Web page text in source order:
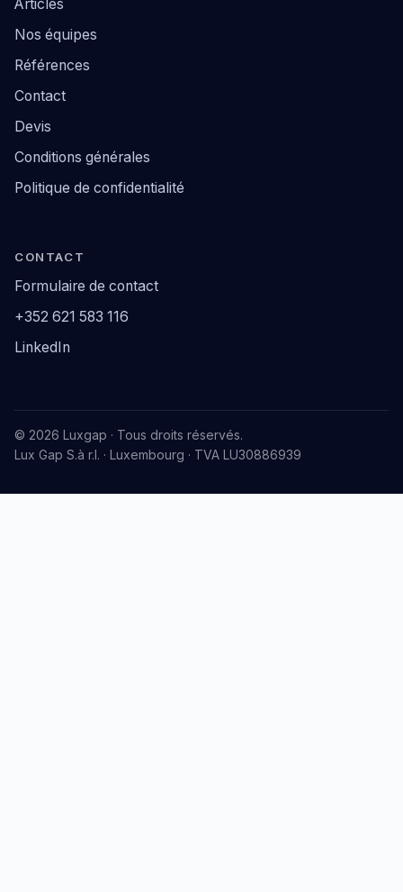
Articles
Nos équipes
Références
Contact
Devis
Conditions générales
Politique de confidentialité
CONTACT
Formulaire de contact
+352 621 583 116
LinkedIn
© 2026 Luxgap · Tous droits réservés.
Lux Gap S.à r.l. · Luxembourg · TVA LU30886939